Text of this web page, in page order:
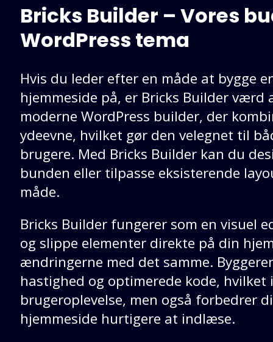
Bricks Builder – Vores
WordPress tema
Hvis du leder efter en måde at bygge
hjemmeside på, er Bricks Builder værd
moderne WordPress builder, der
ydeevne, hvilket gør den velegnet til
brugere. Med Bricks Builder kan du
bunden eller tilpasse eksisterende
måde.
Bricks Builder fungerer som en visuel
og slippe elementer direkte på din
ændringerne med det samme.
hastighed og optimerede kode, hvilket
brugeroplevelse, men også forbedrer
hjemmeside hurtigere at indlæse.